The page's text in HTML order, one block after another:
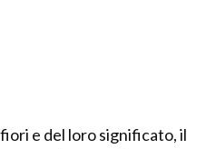
e del loro significato, il